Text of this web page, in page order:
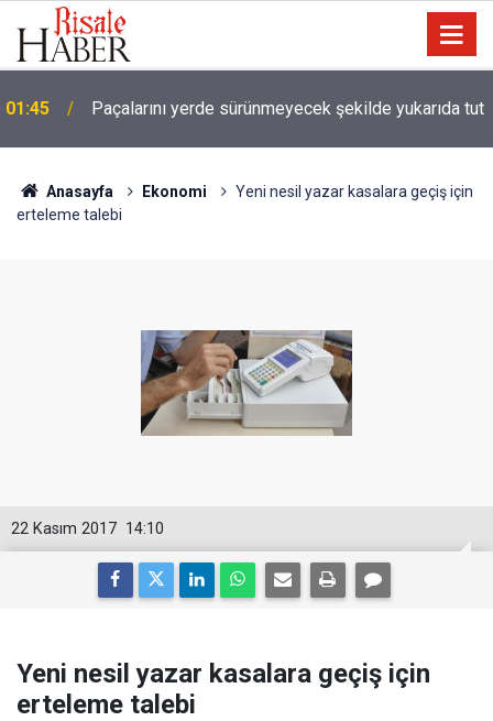
01:45 Paçalarını yerde sürünmeyecek şekilde yukarıda tut
Anasayfa Ekonomi
Yeni nesil yazar kasalara geçiş için
erteleme talebi
14:10
22 Kasım 2017
Yeni nesil yazar kasalara geçiş için
erteleme talebi